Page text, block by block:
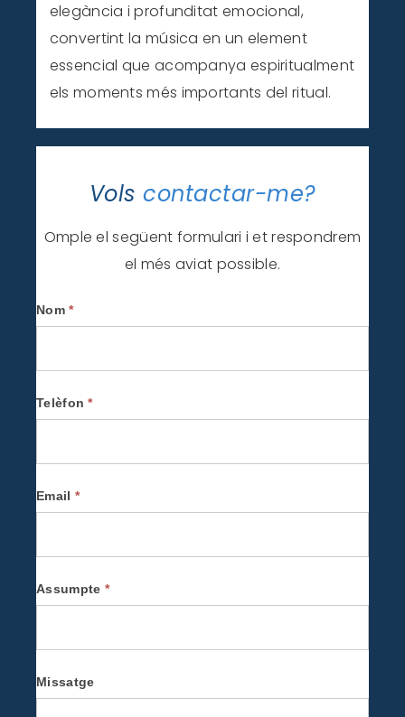
elegància i profunditat emocional,
convertint la música en un element
essencial que acompanya espiritualment
els moments més importants del ritual.
Vols contactar-me?
Omple el següent formulari i et respondrem
el més aviat possible.
Contactar
Nom*
Telèfon*
Email *
Assumpte *
Missatge